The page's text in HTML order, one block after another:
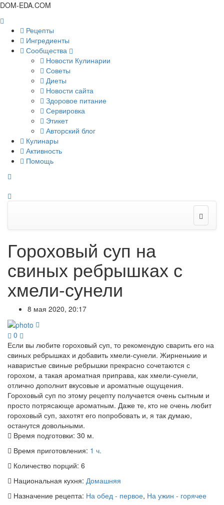
DOM-EDA.COM
Рецепты
Ингредиенты
Сообщества
Новости Кулинарии
Советы
Диеты
Новости сайта
Здоровое питание
Сервировка
Этикет
Авторский блог
Кулинары
Активность
Помощь
Гороховый суп на
свиных ребрышках с
хмели-сунели
8 мая 2020, 20:17
0
Если вы любите гороховый суп, то рекомендую сварить его на
свиных ребрышках и добавить хмели-сунели. Жирненькие и
наваристые свиные ребрышки прекрасно сочетаются с
горохом, а такая ароматная приправа, как хмели-сунели,
отлично дополнит вкусовые и ароматные ощущения.
Гороховый суп по этому рецепту получается очень сытным и
просто потрясающе ароматным. Даже те, кто не очень любит
гороховый суп, захотят его попробовать и, я так думаю,
останутся довольными.
Время подготовки: 30 м.
Время приготовления: 1 ч.
Количество порций: 6
Национальная кухня: Домашняя
Назначение рецепта: На обед - первое, На ужин - горячее